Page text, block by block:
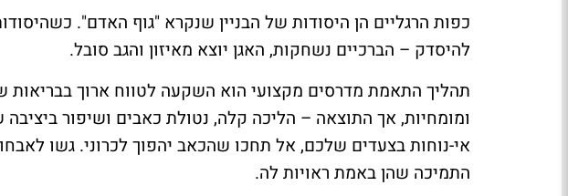
כפות הרגליים הן היסודות של הבניין שנקרא "גוף האדם".
להיסדק – הברכיים נשחקות, האגן יוצא מאיזון והגב סובל.
תהליך התאמת מדרסים מקצועי הוא השקעה לטווח ארוך בבריאות
ומומחיות, אך התוצאה – הליכה קלה, נטולת כאבים ושיפור
אי-נוחות בצעדים שלכם, אל תחכו שהכאב יהפוך לכרוני. גשו
התמיכה שהן באמת ראויות לה.